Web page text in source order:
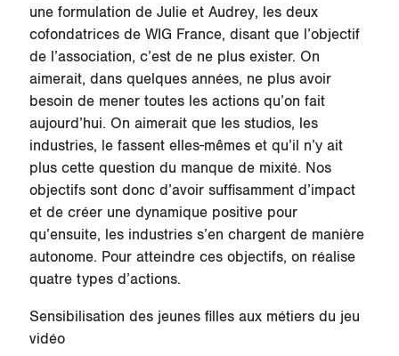
une formulation de Julie et Audrey, les deux
cofondatrices de WIG France, disant que l’objectif
de l’association, c’est de ne plus exister. On
aimerait, dans quelques années, ne plus avoir
besoin de mener toutes les actions qu’on fait
aujourd’hui. On aimerait que les studios, les
industries, le fassent elles-mêmes et qu’il n’y ait
plus cette question du manque de mixité. Nos
objectifs sont donc d’avoir suffisamment d’impact
et de créer une dynamique positive pour
qu’ensuite, les industries s’en chargent de manière
autonome. Pour atteindre ces objectifs, on réalise
quatre types d’actions.
Sensibilisation des jeunes filles aux métiers du jeu
vidéo